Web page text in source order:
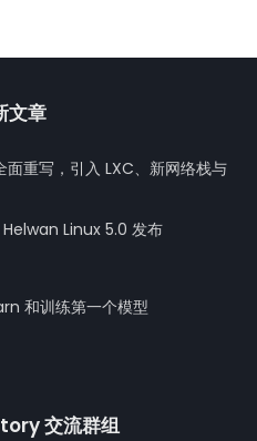
文章
重写，引入 LXC、新网络栈与
Linux 5.0 发布
和训练第一个模型
交流群组